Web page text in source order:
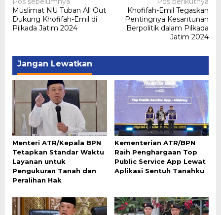
Navigasi
pos
Muslimat NU Tuban All Out
Dukung Khofifah-Emil di
Pilkada Jatim 2024
Khofifah-Emil Tegaskan
Pentingnya Kesantunan
Berpolitik dalam Pilkada
Jatim 2024
Jangan Lewatkan
Menteri ATR/Kepala BPN
Tetapkan Standar Waktu
Layanan untuk
Pengukuran Tanah dan
Peralihan Hak
Kementerian ATR/BPN
Raih Penghargaan Top
Public Service App Lewat
Aplikasi Sentuh Tanahku